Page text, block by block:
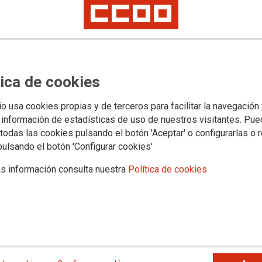
de cookies
usa cookies propias y de terceros para facilitar la navegación
de estadísticas de uso de nuestros visitantes.
las cookies pulsando el botón 'Aceptar' o configurarlas o
el botón 'Configurar cookies'
información consulta nuestra Política de cookies
Penilla convoca varias
por el ERE y amenaza
concentración el 19 de mayo ante la Delegación y una